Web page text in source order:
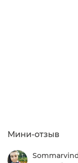
Мини-отзыв